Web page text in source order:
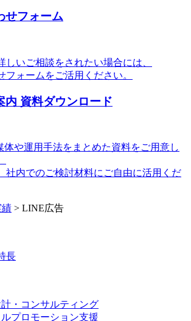
せフォーム
しいご相談をされたい場合には、
フォームをご活用ください。
内 資料ダウンロード
体や運用手法をまとめた資料をご用意し
社内でのご検討材料にご自由に活用くだ
績 > LINE広告
長
・コンサルティング
プロモーション支援